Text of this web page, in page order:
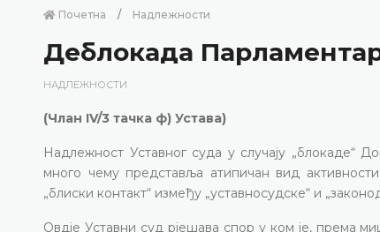
Почетна Надлежности
Деблокада
НАДЛЕЖНОСТИ
(Члан IV/3 тачка ф) Устава)
Надлежност Уставног суда у случају „блокаде“
много чему представља атипичан вид
„блиски контакт“ између „уставносудске“ и
Овдје Уставни суд рјешава спор у ком је, према